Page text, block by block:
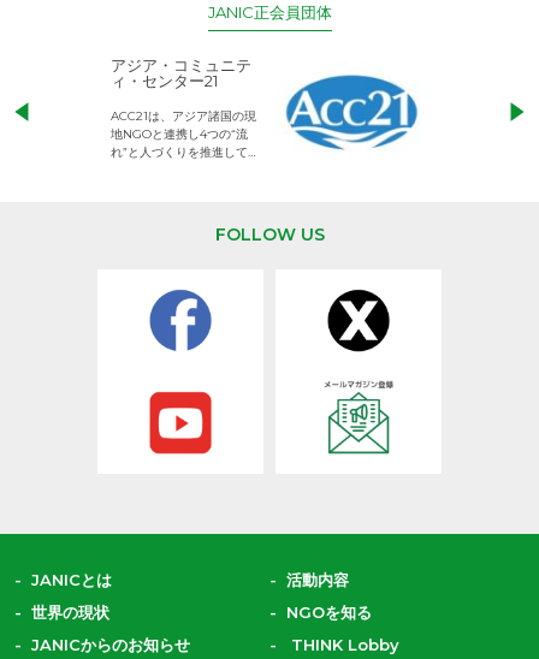
JANIC正会員団体
アジア・コミュニテ
ィ・センター21
ACC21は、アジア諸国の現
地NGOと連携し4つの“流
れ”と人づくりを推進してい
児童労働のない
権利が守られた
FOLLOW US
JANICとは
活動内容
世界の現状
NGOを知る
JANICからのお知らせ
THINK Lobby